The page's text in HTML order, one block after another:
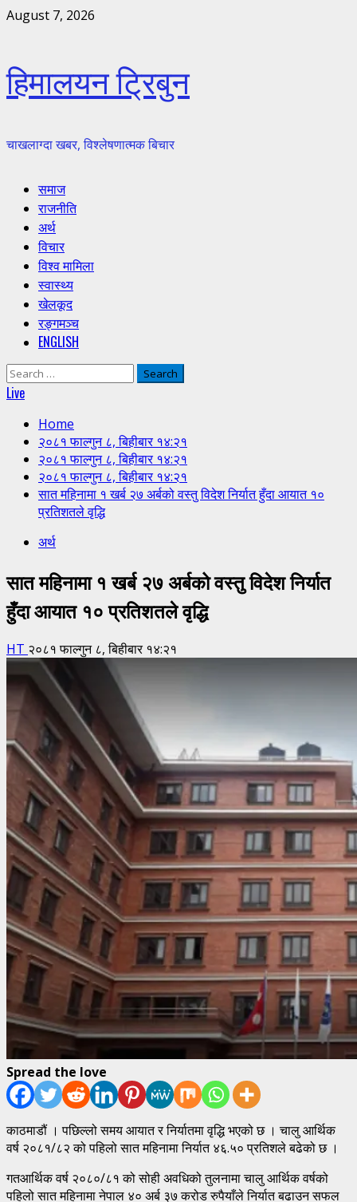
Skip
August 7, 2026
हिमालयन ट्रिबुन
चाखलाग्दा खबर, विश्लेषणात्मक बिचार
Menuसमाज
राजनीति
अर्थ
विचार
विश्व मामिला
स्वास्थ्य
खेलकूद
रङ्गमञ्च
ENGLISH
Search
for:
Live
Home
२०८१ फाल्गुन ८, बिहीबार १४:२१
२०८१ फाल्गुन ८, बिहीबार १४:२१
२०८१ फाल्गुन ८, बिहीबार १४:२१
सात महिनामा १ खर्ब २७ अर्बको वस्तु विदेश निर्यात हुँदा आयात १०
प्रतिशतले वृद्धि
अर्थ
सात महिनामा १ खर्ब २७ अर्बको वस्तु विदेश निर्यात
हुँदा आयात १० प्रतिशतले वृद्धि
HT २०८१ फाल्गुन ८, बिहीबार १४:२१
Spread the love
काठमाडौं । पछिल्लो समय आयात र निर्यातमा वृद्धि भएको छ । चालु आर्थिक
वर्ष २०८१/८२ को पहिलो सात महिनामा निर्यात ४६.५० प्रतिशले बढेको छ ।
गतआर्थिक वर्ष २०८०/८१ को सोही अवधिको तुलनामा चालु आर्थिक वर्षको
पहिलो सात महिनामा नेपाल ४० अर्ब ३७ करोड रुपैयाँले निर्यात बढाउन सफल